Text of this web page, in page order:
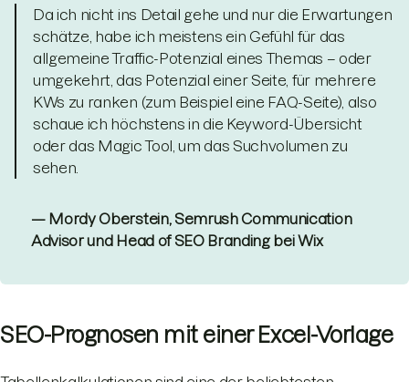
Da ich nicht ins Detail gehe und nur die Erwartungen
schätze, habe ich meistens ein Gefühl für das
allgemeine Traffic-Potenzial eines Themas – oder
umgekehrt, das Potenzial einer Seite, für mehrere
KWs zu ranken (zum Beispiel eine FAQ-Seite), also
schaue ich höchstens in die Keyword-Übersicht
oder das Magic Tool, um das Suchvolumen zu
sehen.
— Mordy Oberstein, Semrush Communication
Advisor und Head of SEO Branding bei Wix
SEO-Prognosen mit einer Excel-Vorlage